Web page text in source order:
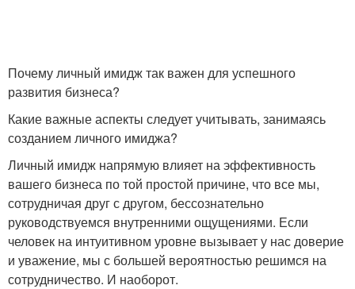
Почему личный имидж так важен для успешного
развития бизнеса?
Какие важные аспекты следует учитывать, занимаясь
созданием личного имиджа?
Личный имидж напрямую влияет на эффективность
вашего бизнеса по той простой причине, что все мы,
сотрудничая друг с другом, бессознательно
руководствуемся внутренними ощущениями. Если
человек на интуитивном уровне вызывает у нас доверие
и уважение, мы с большей вероятностью решимся на
сотрудничество. И наоборот.